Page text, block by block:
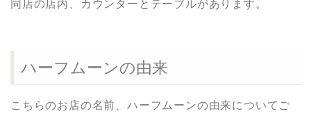
同店の店内、カウンターとテーブルがあります。
ハーフムーンの由来
こちらのお店の名前、ハーフムーンの由来についてご